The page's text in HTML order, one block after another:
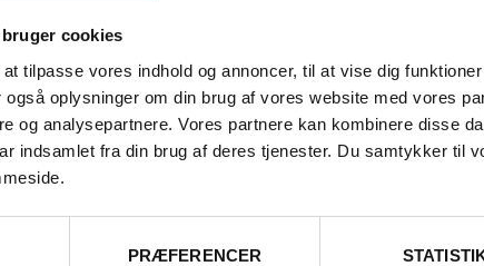
cookies
tilpasse vores indhold og annoncer, til at vise dig
oplysninger om din brug af vores website med vores
og analysepartnere. Vores partnere kan kombinere disse
indsamlet fra din brug af deres tjenester. Du samtykker til
PRÆFERENCER
VIS FLERE